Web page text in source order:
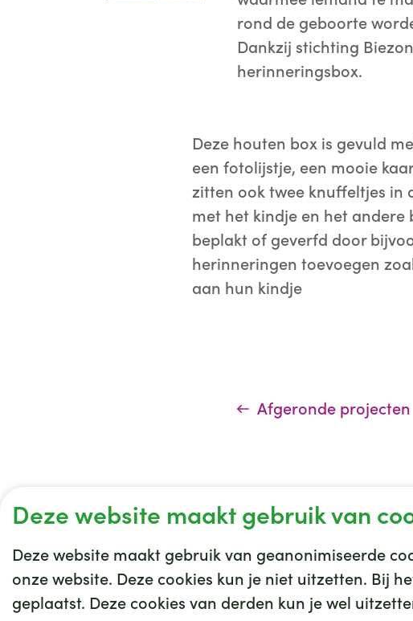
rond de geboorte
Dankzij stichting
herinneringsbox.
Deze houten box is gevuld
een fotolijstje, een mooie
zitten ook twee knuffeltjes in
met het kindje en het
beplakt of geverfd door
herinneringen toevoegen
aan hun kindje
Afgeronde projecten
Deze website maakt gebruik van
Deze website maakt gebruik van geanonimiseerde
onze website. Deze cookies kun je niet uitzetten. Bij
geplaatst. Deze cookies van derden kun je wel